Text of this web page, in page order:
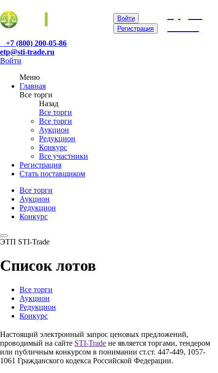
Войти
Регистрация
+7 (800) 200-05-86
etp@sti-trade.ru
Войти
Меню
Главная
Все торги
Назад
Все торги
Все торги
Аукцион
Редукцион
Конкурс
Все участники
Регистрация
Стать поставщиком
Все торги
Аукцион
Редукцион
Конкурс
ЭТП STI-Trade
Список лотов
Все торги
Аукцион
Редукцион
Конкурс
Настоящий электронный запрос ценовых предложений,
проводимый на сайте STI-Trade не является торгами, тендером
или публичным конкурсом в понимании ст.ст. 447-449, 1057-
1061 Гражданского кодекса Российской Федерации.